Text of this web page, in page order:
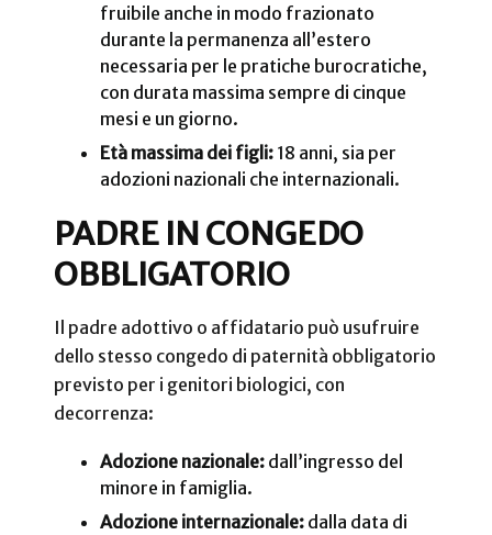
fruibile anche in modo frazionato
durante la permanenza all’estero
necessaria per le pratiche burocratiche,
con durata massima sempre di cinque
mesi e un giorno.
Età massima dei figli:18 anni, sia per
adozioni nazionali che internazionali.
PADRE IN CONGEDO
OBBLIGATORIO
Il padre adottivo o affidatario può usufruire
dello stesso congedo di paternità obbligatorio
previsto per i genitori biologici, con
decorrenza:
Adozione nazionale:dall’ingresso del
minore in famiglia.
Adozione internazionale:dalla data di